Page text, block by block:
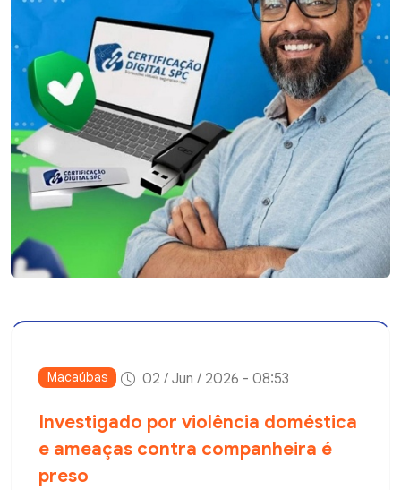
Macaúbas 02 / Jun / 2026 - 08:53
Investigado por violência doméstica
e ameaças contra companheira é
preso